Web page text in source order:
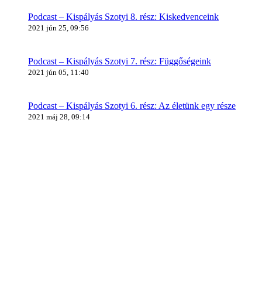
Podcast – Kispályás Szotyi 8. rész: Kiskedvenceink
2021 jún 25, 09:56
Podcast – Kispályás Szotyi 7. rész: Függőségeink
2021 jún 05, 11:40
Podcast – Kispályás Szotyi 6. rész: Az életünk egy része
2021 máj 28, 09:14